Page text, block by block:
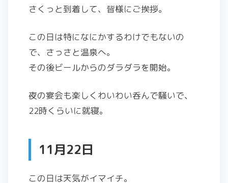
さくっと到着して、皆様にご挨拶。
この日は特になにかするわけでもないの
で、さっさと温泉へ。
その後ビールからのダラダラを開始。
夜の宴会も楽しくわいわい呑んで騒いで、
22時くらいに就寝。
11月22日
この日は天気がイマイチ。